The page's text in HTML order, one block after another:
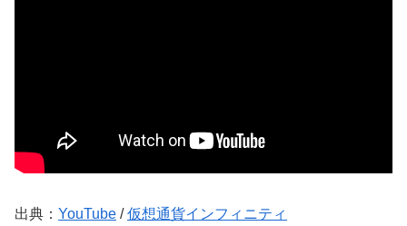
出典： YouTube /仮想通貨インフィニティ